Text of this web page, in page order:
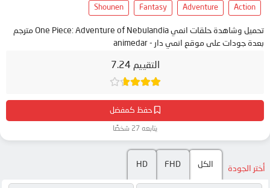
التقييم 7.24
حفظ كمفضل
يتابعه 27 شخصًا
Action
Adventure
Fantasy
Shounen
تحميل وشاهدة حلقات انمي One Piece: Adventure of Nebulandia مترجم
بعدة جودات على موقع انمي دار - animedar
أختر الجودة الكل FHD
HD